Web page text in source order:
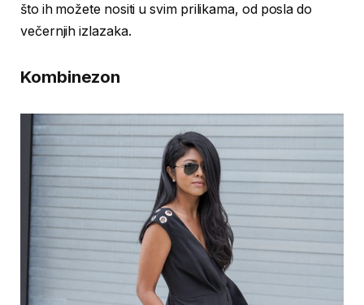
što ih možete nositi u svim prilikama, od posla do
večernjih izlazaka.
Kombinezon